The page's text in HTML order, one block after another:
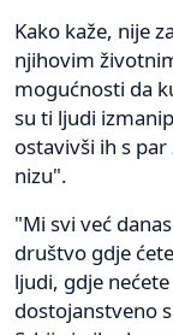
Kako kaže, nije
njihovim
mogućnosti da
su ti ljudi
ostavivši ih s
nizu".
"Mi svi već
društvo gdje
ljudi, gdje
dostojanstveno